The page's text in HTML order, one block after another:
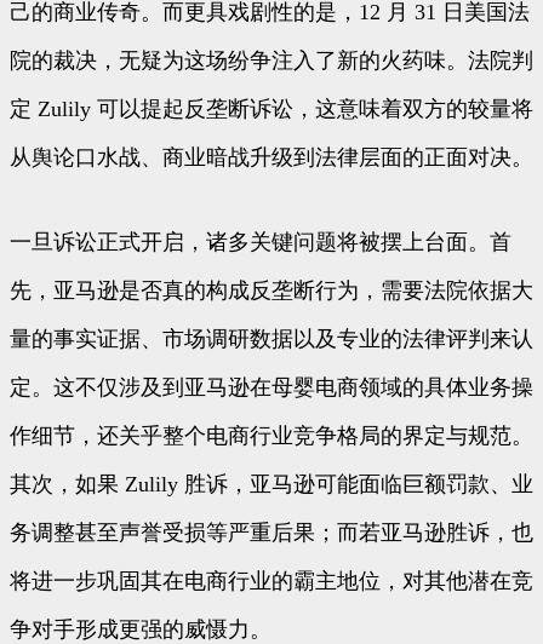
己的商业传奇。而更具戏剧性的是，12 月 31 日美国法
院的裁决，无疑为这场纷争注入了新的火药味。法院判
定 Zulily 可以提起反垄断诉讼，这意味着双方的较量将
从舆论口水战、商业暗战升级到法律层面的正面对决。
一旦诉讼正式开启，诸多关键问题将被摆上台面。首
先，亚马逊是否真的构成反垄断行为，需要法院依据大
量的事实证据、市场调研数据以及专业的法律评判来认
定。这不仅涉及到亚马逊在母婴电商领域的具体业务操
作细节，还关乎整个电商行业竞争格局的界定与规范。
其次，如果 Zulily 胜诉，亚马逊可能面临巨额罚款、业
务调整甚至声誉受损等严重后果；而若亚马逊胜诉，也
将进一步巩固其在电商行业的霸主地位，对其他潜在竞
争对手形成更强的威慑力。